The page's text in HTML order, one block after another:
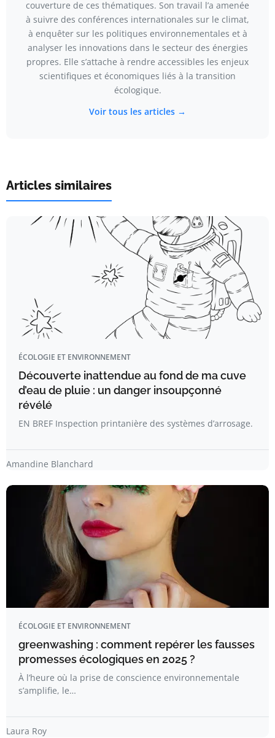
couverture de ces thématiques. Son travail l’a amenée
à suivre des conférences internationales sur le climat,
à enquêter sur les politiques environnementales et à
analyser les innovations dans le secteur des énergies
propres. Elle s’attache à rendre accessibles les enjeux
scientifiques et économiques liés à la transition
écologique.
Voir tous les articles →
Articles similaires
ÉCOLOGIE ET ENVIRONNEMENT
Découverte inattendue au fond de ma cuve
d’eau de pluie : un danger insoupçonné
révélé
EN BREF Inspection printanière des systèmes d’arrosage.
Amandine Blanchard
ÉCOLOGIE ET ENVIRONNEMENT
greenwashing : comment repérer les fausses
promesses écologiques en 2025 ?
À l’heure où la prise de conscience environnementale
s’amplifie, le…
Laura Roy